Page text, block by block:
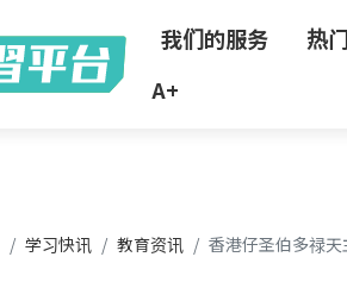
我们的服务 热
A+
学习快讯 教育资讯 香港仔圣伯多禄天